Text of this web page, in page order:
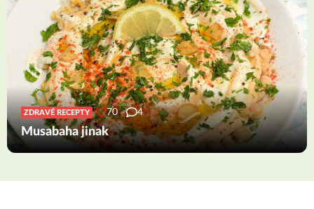
ZDRAVÉ RECEPTY 70 4
Musabaha jinak